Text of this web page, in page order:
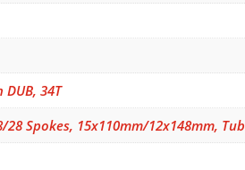
DUB, 34T
Spokes, 15x110mm/12x148mm,